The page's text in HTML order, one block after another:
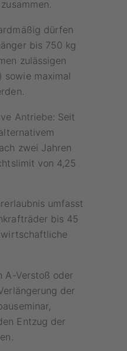
dürfen
bis 750 kg
zulässigen
sowie maximal
Antriebe: Seit
zwei Jahren
von 4,25
umfasst
bis 45
A-Verstoß oder
der
Entzug der